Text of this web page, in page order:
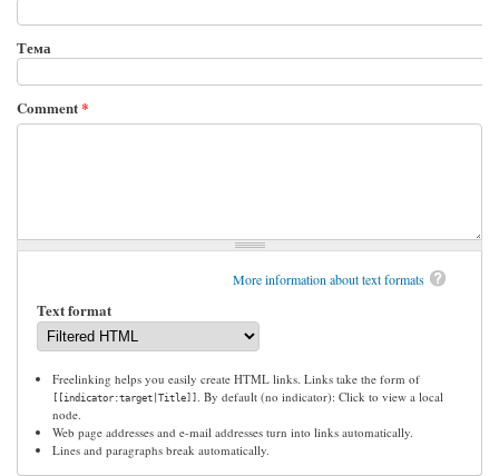
Тема
Comment*
More information about text formats
Text format
Freelinking helps you easily create HTML links. Links take the form of
[[indicator:target|Title]] . By default (no indicator): Click to view a local
node.
Web page addresses and e-mail addresses turn into links automatically.
Lines and paragraphs break automatically.